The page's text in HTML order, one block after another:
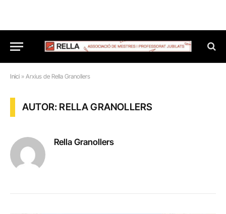
Inici » Arxius de Rella Granollers
AUTOR: RELLA GRANOLLERS
Rella Granollers